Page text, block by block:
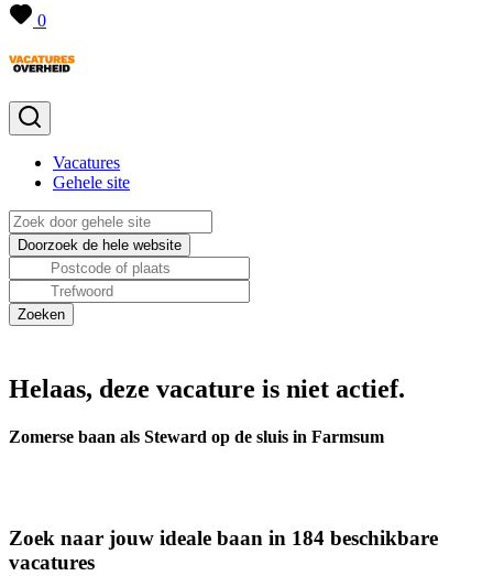
0
Vacatures
Gehele site
Helaas, deze vacature is niet actief.
Zomerse baan als Steward op de sluis in Farmsum
Zoek naar jouw ideale baan in 184 beschikbare
vacatures